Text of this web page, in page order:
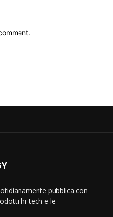
pubblica con
hi-tech e le